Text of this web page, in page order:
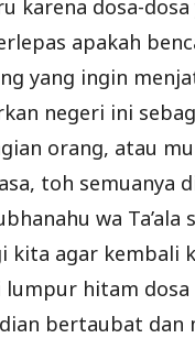
karena dosa-dosa
apakah
yang ingin
negeri ini
orang, atau
toh semuanya
wa Ta’ala
kita agar kembali
lumpur hitam dosa
bertaubat dan